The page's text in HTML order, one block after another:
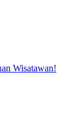
Wisatawan!